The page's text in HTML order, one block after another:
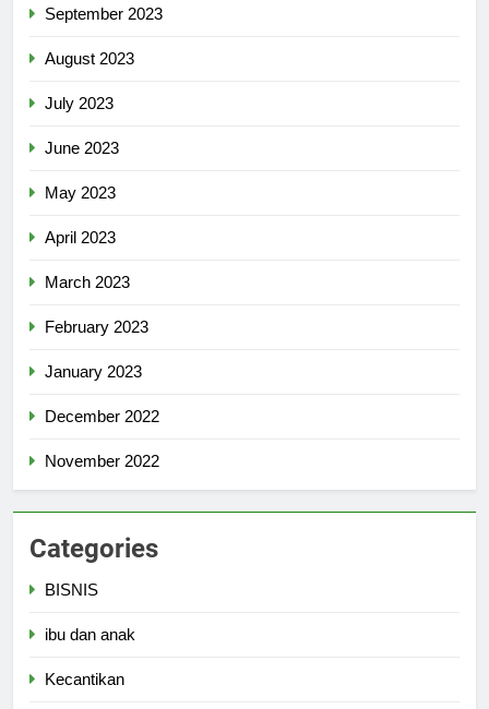
September 2023
August 2023
July 2023
June 2023
May 2023
April 2023
March 2023
February 2023
January 2023
December 2022
November 2022
Categories
BISNIS
ibu dan anak
Kecantikan